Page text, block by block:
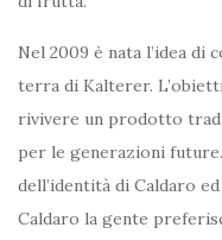
Nel 2009 è nata l’idea di
terra di Kalterer.
rivivere un prodotto
per le generazioni
dell’identità di Caldaro
Caldaro la gente